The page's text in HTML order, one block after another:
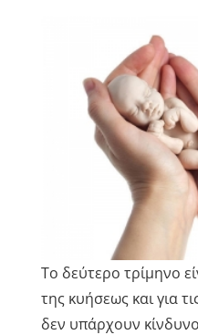
Το δεύτερο τρίμηνο
της κυήσεως και για
δεν υπάρχουν